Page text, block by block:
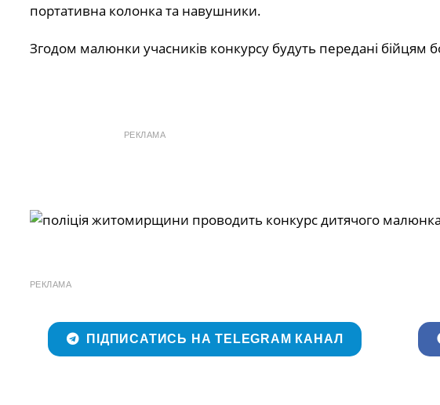
портативна колонка та навушники.
Згодом малюнки учасників конкурсу будуть передані бійцям
РЕКЛАМА
РЕКЛАМА
ПІДПИСАТИСЬ НА TELEGRAM КАНАЛ